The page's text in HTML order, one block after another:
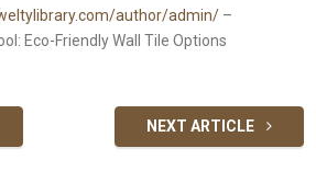
author/admin/–
Eco-Friendly Wall Tile Options
NEXT ARTICLE